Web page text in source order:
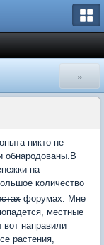
»
никто не
обнародованы.В
на
количество
форумах. Мне
местные
направили
растения,